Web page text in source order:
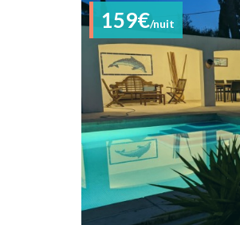
159€/nuit